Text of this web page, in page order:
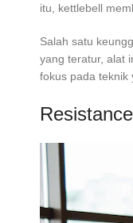
itu, kettlebell
Salah satu
yang teratur, alat
fokus pada teknik